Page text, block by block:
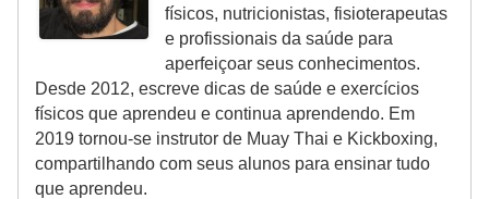
físicos, nutricionistas, fisioterapeutas
e profissionais da saúde para
aperfeiçoar seus conhecimentos.
Desde 2012, escreve dicas de saúde e exercícios
físicos que aprendeu e continua aprendendo. Em
2019 tornou-se instrutor de Muay Thai e Kickboxing,
compartilhando com seus alunos para ensinar tudo
que aprendeu.